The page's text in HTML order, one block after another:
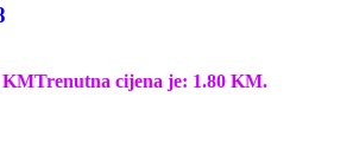
KMTrenutna cijena je: 1.80 KM.